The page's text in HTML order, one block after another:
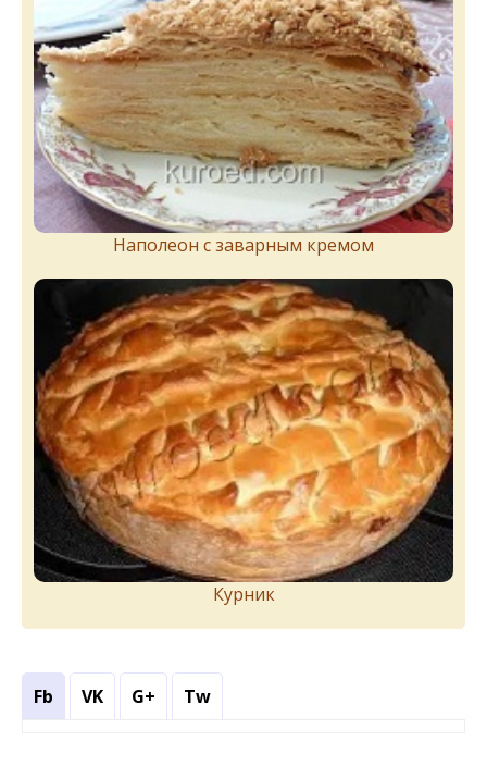
Наполеон с заварным кремом
Курник
Fb VK G+ Tw